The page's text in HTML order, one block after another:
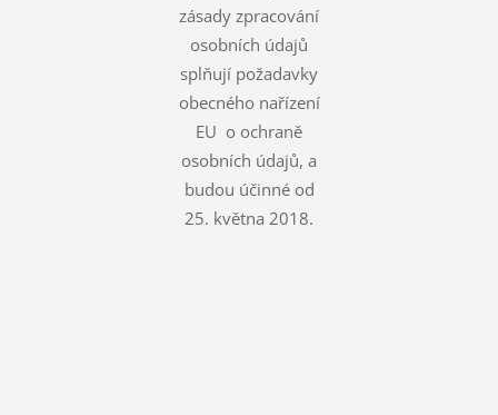
zásady zpracování
osobních údajů
splňují požadavky
obecného nařízení
EU o ochraně
osobních údajů, a
budou účinné od
25. května 2018.